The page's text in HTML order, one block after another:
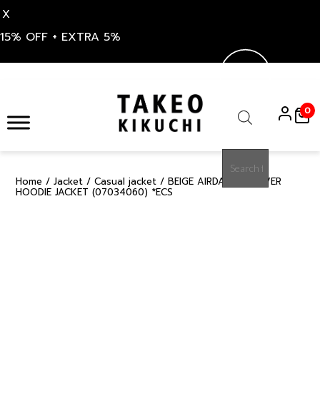
X
15% OFF + EXTRA 5%
content
search
0
Home / Jacket / Casual jacket / BEIGE AIRDAN PULLOVER
HOODIE JACKET (07034060) *ECS